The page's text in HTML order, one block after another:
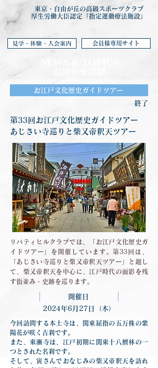
東京・自由が丘の高級スポーツクラブ
厚生労働大臣認定「指定運動療法施設」
見学・体験・入会案内 会員様専用サイト
お江戸文化歴史ガイドツアー
終了
第33回お江戸文化歴史ガイドツアー
あじさい寺巡りと柴又帝釈天ツアー
リバティヒルクラブでは、「お江戸文化歴史ガ
イドツアー」を開催しています。第33回は、
「あじさい寺巡りと柴又帝釈天ツアー」と題し
て、柴又帝釈天を中心に、江戸時代の面影を残
す街並み・史跡を巡ります。
開催日
2024年6月27日（木）
今回訪問する本土寺は、関東屈指の五万株の紫
陽花が咲く古刹です。
また、東漸寺は、江戸初期に関東十八檀林の一
つとされた名刹です。
そして、寅さんでおなじみの柴又帝釈天を訪れ